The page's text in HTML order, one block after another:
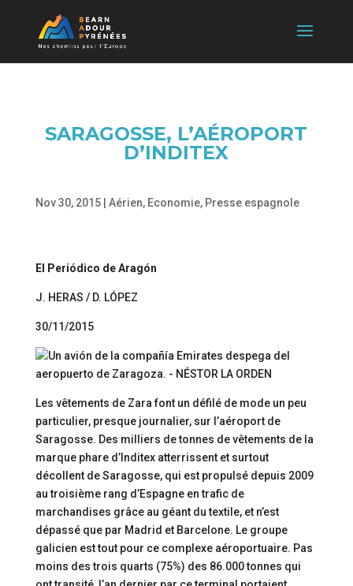
SARAGOSSE, L’AÉROPORT
D’INDITEX
Nov 30, 2015| Aérien, Economie, Presse espagnole
El Periódico de Aragón
J. HERAS / D. LÓPEZ
30/11/2015
Les vêtements de Zara font un défilé de mode un peu
particulier, presque journalier, sur l’aéroport de
Saragosse. Des milliers de tonnes de vêtements de la
marque phare d’Inditex atterrissent et surtout
décollent de Saragosse, qui est propulsé depuis 2009
au troisième rang d’Espagne en trafic de
marchandises grâce au géant du textile, et n’est
dépassé que par Madrid et Barcelone. Le groupe
galicien est tout pour ce complexe aéroportuaire. Pas
moins des trois quarts (75%) des 86.000 tonnes qui